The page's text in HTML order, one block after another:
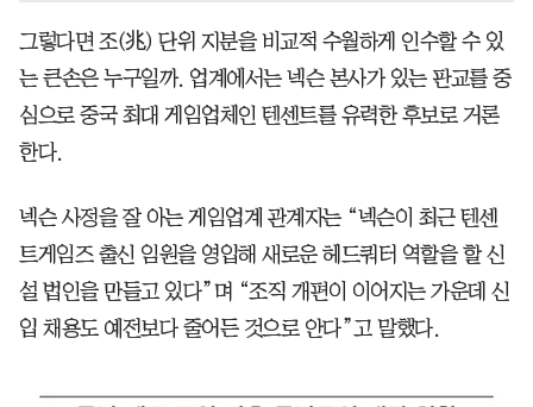
그렇다면 조(兆) 단위 지분을 비교적 수월하게 인수할 수 있
는 큰손은 누구일까. 업계에서는 넥슨 본사가 있는 판교를 중
심으로 중국 최대 게임업체인 텐센트를 유력한 후보로 거론
한다.
넥슨 사정을 잘 아는 게임업계 관계자는 “넥슨이 최근 텐센
트게임즈 출신 임원을 영입해 새로운 헤드쿼터 역할을 할 신
설 법인을 만들고 있다”며 “조직 개편이 이어지는 가운데 신
입 채용도 예전보다 줄어든 것으로 안다”고 말했다.